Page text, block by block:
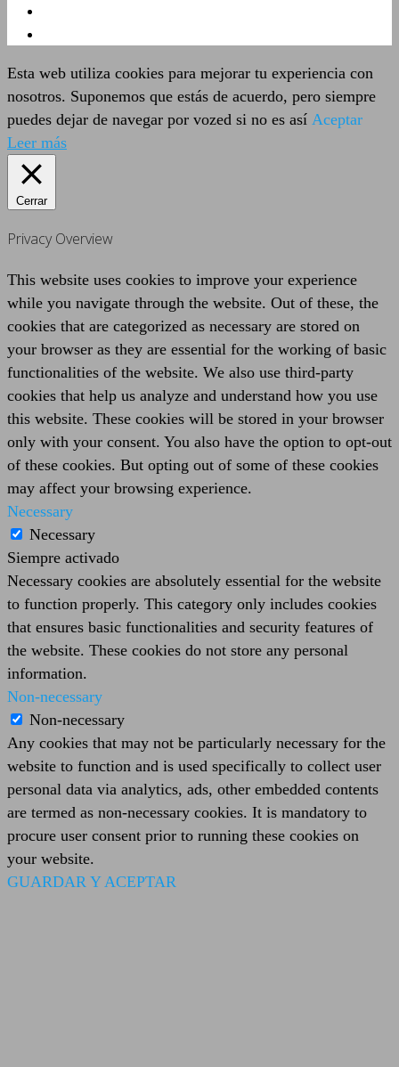
Esta web utiliza cookies para mejorar tu experiencia con
nosotros. Suponemos que estás de acuerdo, pero siempre
puedes dejar de navegar por vozed si no es así Aceptar
Leer más
Cerrar
Privacy Overview
This website uses cookies to improve your experience
while you navigate through the website. Out of these, the
cookies that are categorized as necessary are stored on
your browser as they are essential for the working of basic
functionalities of the website. We also use third-party
cookies that help us analyze and understand how you use
this website. These cookies will be stored in your browser
only with your consent. You also have the option to opt-out
of these cookies. But opting out of some of these cookies
may affect your browsing experience.
Necessary
Necessary
Siempre activado
Necessary cookies are absolutely essential for the website
to function properly. This category only includes cookies
that ensures basic functionalities and security features of
the website. These cookies do not store any personal
information.
Non-necessary
Non-necessary
Any cookies that may not be particularly necessary for the
website to function and is used specifically to collect user
personal data via analytics, ads, other embedded contents
are termed as non-necessary cookies. It is mandatory to
procure user consent prior to running these cookies on
your website.
GUARDAR Y ACEPTAR